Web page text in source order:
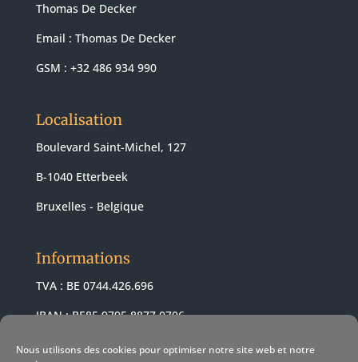
Nous utilisons des cookies pour optimiser notre site web et notre
Thomas De Decker
Email : Thomas De Decker
GSM : +32 486 934 990
Localisation
Boulevard Saint-Michel, 127
B-1040 Etterbeek
Bruxelles - Belgique
Informations
TVA : BE 0744.426.696
IBAN : BE85 9795 8877 0706
BIC : ARSPBE22